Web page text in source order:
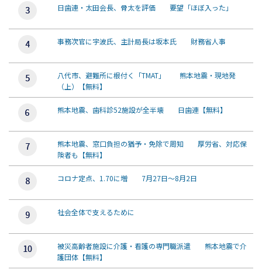
日歯連・太田会長、骨太を評価 要望「ほぼ入った」
事務次官に宇波氏、主計局長は坂本氏 財務省人事
八代市、避難所に根付く「TMAT」 熊本地震・現地発
（上）【無料】
熊本地震、歯科診52施設が全半壊 日歯連【無料】
熊本地震、窓口負担の猶予・免除で周知 厚労省、対応保
険者も【無料】
コロナ定点、1.70に増 7月27日～8月2日
社会全体で支えるために
被災高齢者施設に介護・看護の専門職派遣 熊本地震で介
護団体【無料】